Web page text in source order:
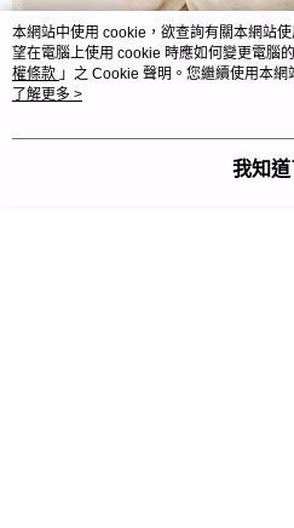
本網站中使用 cookie，欲查詢有關本網站
望在電腦上使用 cookie 時應如何變更電腦
權條款 」之 Cookie 聲明。您繼續使用本
用條款之 Cookie 聲明使用 cookie。
了解更多 >
我知道